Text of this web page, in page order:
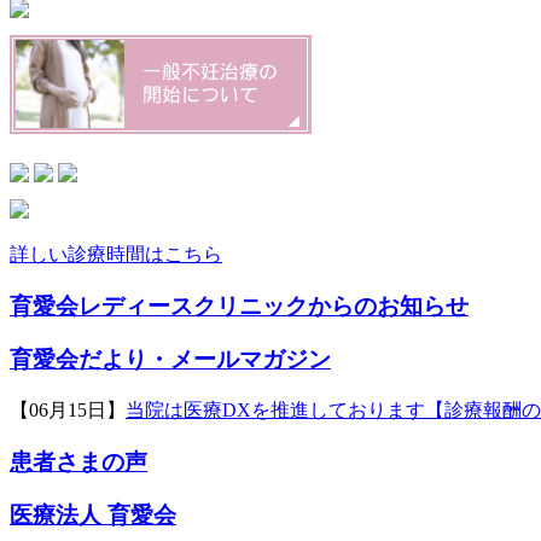
詳しい診療時間はこちら
育愛会レディースクリニックからのお知らせ
育愛会だより・メールマガジン
【06月15日】 当院は医療DXを推進しております【診療報酬
患者さまの声
医療法人 育愛会